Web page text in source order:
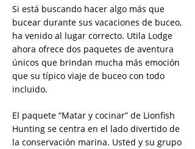
Si está buscando hacer algo más que
bucear durante sus vacaciones de buceo,
ha venido al lugar correcto. Utila Lodge
ahora ofrece dos paquetes de aventura
únicos que brindan mucha más emoción
que su típico viaje de buceo con todo
incluido.
El paquete “Matar y cocinar” de Lionfish
Hunting se centra en el lado divertido de
la conservación marina. Usted y su grupo